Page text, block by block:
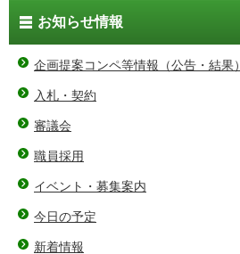
お知らせ情報
企画提案コンペ等情報（公告・結果）
入札・契約
審議会
職員採用
イベント・募集案内
今日の予定
新着情報